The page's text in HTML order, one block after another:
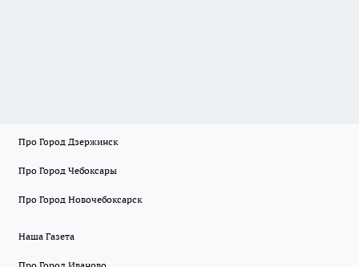
Про Город Дзержинск
Про Город Чебоксары
Про Город Новочебоксарск
Наша Газета